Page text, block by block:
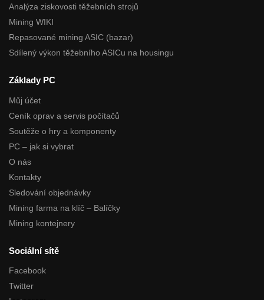
Analýza ziskovosti těžebních strojů
Mining WIKI
Repasované mining ASIC (bazar)
Sdílený výkon těžebního ASICu na housingu
Základy PC
Můj účet
Ceník oprav a servis počítačů
Soutěže o hry a komponenty
PC – jak si vybrat
O nás
Kontakty
Sledování objednávky
Mining farma na klíč – Balíčky
Mining kontejnery
Sociální sítě
Facebook
Twitter